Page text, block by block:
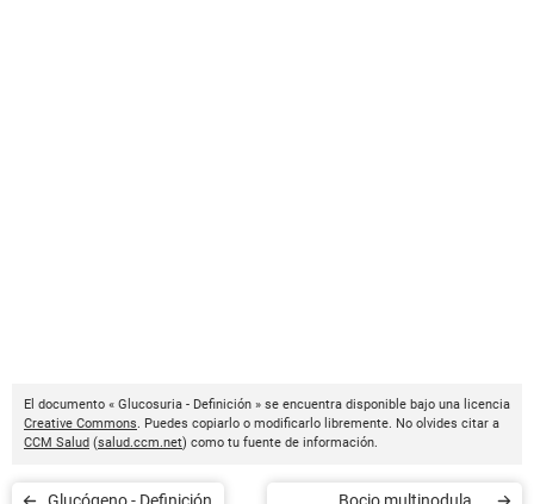
El documento « Glucosuria - Definición » se encuentra disponible bajo una licencia
Creative Commons. Puedes copiarlo o modificarlo libremente. No olvides citar a
CCM Salud (salud.ccm.net) como tu fuente de información.